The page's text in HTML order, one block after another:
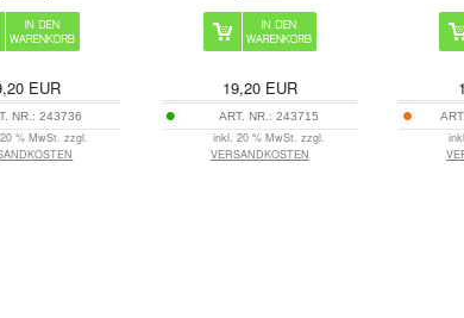
EUR
NR.:243736
% MwSt. zzgl.
19,20EUR
ART. NR.: 243715
inkl. 20 % MwSt. zzgl.
VERSANDKOSTEN